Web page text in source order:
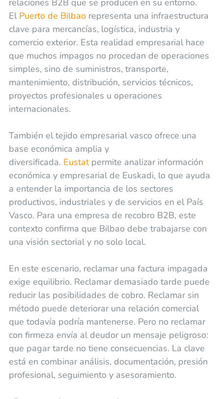
El Puerto de Bilbaorepresenta una infraestructura
clave para mercancías, logística, industria y
comercio exterior. Esta realidad empresarial hace
que muchos impagos no procedan de operaciones
simples, sino de suministros, transporte,
mantenimiento, distribución, servicios técnicos,
proyectos profesionales u operaciones
internacionales.
También el tejido empresarial vasco ofrece una
base económica amplia y
diversificada. Eustatpermite analizar información
económica y empresarial de Euskadi, lo que ayuda
a entender la importancia de los sectores
productivos, industriales y de servicios en el País
Vasco. Para una empresa de recobro B2B, este
contexto confirma que Bilbao debe trabajarse con
una visión sectorial y no solo local.
En este escenario, reclamar una factura impagada
exige equilibrio. Reclamar demasiado tarde puede
reducir las posibilidades de cobro. Reclamar sin
método puede deteriorar una relación comercial
que todavía podría mantenerse. Pero no reclamar
con firmeza envía al deudor un mensaje peligroso:
que pagar tarde no tiene consecuencias. La clave
está en combinar análisis, documentación, presión
profesional, seguimiento y asesoramiento.